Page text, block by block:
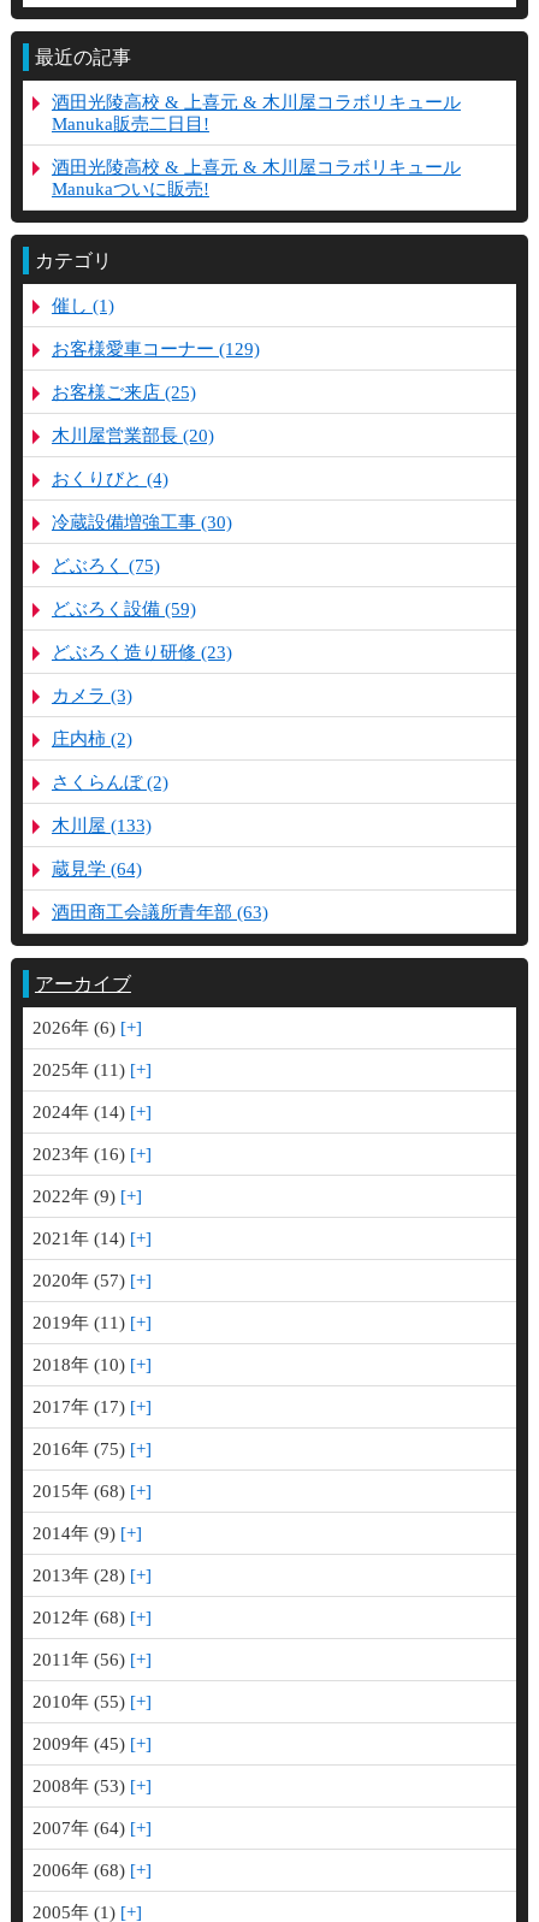
最近の記事
酒田光陵高校 & 上喜元 & 木川屋コラボリキュール
Manuka販売二日目!
酒田光陵高校 & 上喜元 & 木川屋コラボリキュール
Manukaついに販売!
カテゴリ
催し (1)
お客様愛車コーナー (129)
お客様ご来店 (25)
木川屋営業部長 (20)
おくりびと (4)
冷蔵設備増強工事 (30)
どぶろく (75)
どぶろく設備 (59)
どぶろく造り研修 (23)
カメラ (3)
庄内柿 (2)
さくらんぼ (2)
木川屋 (133)
蔵見学 (64)
酒田商工会議所青年部 (63)
アーカイブ
2026年 (6)
2025年 (11)
2024年 (14)
2023年 (16)
2022年 (9)
2021年 (14)
2020年 (57)
2019年 (11)
2018年 (10)
2017年 (17)
2016年 (75)
2015年 (68)
2014年 (9)
2013年 (28)
2012年 (68)
2011年 (56)
2010年 (55)
2009年 (45)
2008年 (53)
2007年 (64)
2006年 (68)
2005年 (1)